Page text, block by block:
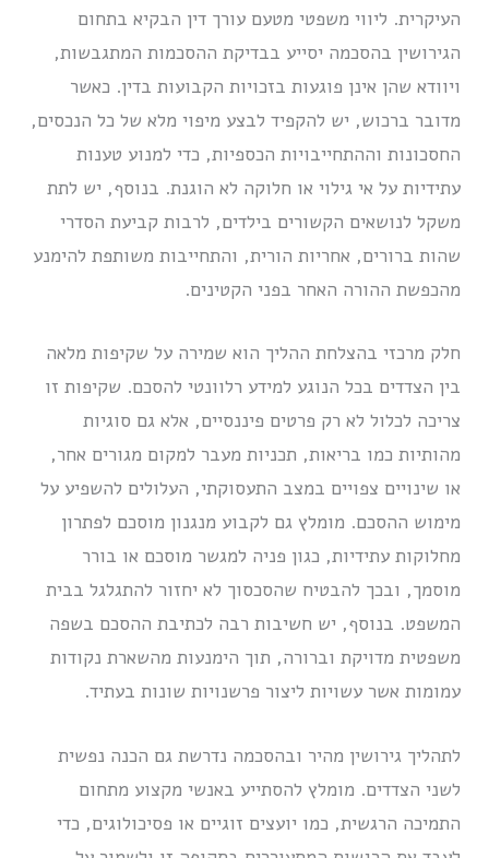
העיקרית. ליווי משפטי מטעם עורך דין הבקיא בתחום
הגירושין בהסכמה יסייע בבדיקת ההסכמות המתגבשות,
ויוודא שהן אינן פוגעות בזכויות הקבועות בדין. כאשר
מדובר ברכוש, יש להקפיד לבצע מיפוי מלא של כל הנכסים,
החסכונות וההתחייבויות הכספיות, כדי למנוע טענות
עתידיות על אי גילוי או חלוקה לא הוגנת. בנוסף, יש לתת
משקל לנושאים הקשורים בילדים, לרבות קביעת הסדרי
שהות ברורים, אחריות הורית, והתחייבות משותפת להימנע
מהכפשת ההורה האחר בפני הקטינים.
חלק מרכזי בהצלחת ההליך הוא שמירה על שקיפות מלאה
בין הצדדים בכל הנוגע למידע רלוונטי להסכם. שקיפות זו
צריכה לכלול לא רק פרטים פיננסיים, אלא גם סוגיות
מהותיות כמו בריאות, תכניות מעבר למקום מגורים אחר,
או שינויים צפויים במצב התעסוקתי, העלולים להשפיע על
מימוש ההסכם. מומלץ גם לקבוע מנגנון מוסכם לפתרון
מחלוקות עתידיות, כגון פניה למגשר מוסכם או בורר
מוסמך, ובכך להבטיח שהסכסוך לא יחזור להתגלגל בבית
המשפט. בנוסף, יש חשיבות רבה לכתיבת ההסכם בשפה
משפטית מדויקת וברורה, תוך הימנעות מהשארת נקודות
עמומות אשר עשויות ליצור פרשנויות שונות בעתיד.
לתהליך גירושין מהיר ובהסכמה נדרשת גם הכנה נפשית
לשני הצדדים. מומלץ להסתייע באנשי מקצוע מתחום
התמיכה הרגשית, כמו יועצים זוגיים או פסיכולוגים, כדי